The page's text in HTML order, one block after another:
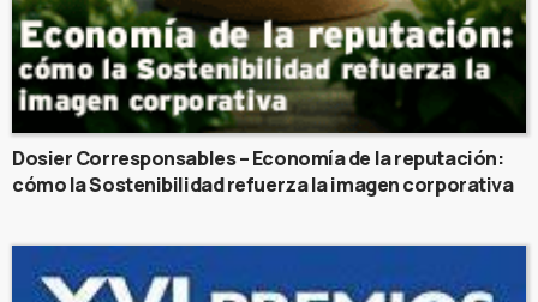
Dosier Corresponsables – Economía de la reputación:
cómo la Sostenibilidad refuerza la imagen corporativa